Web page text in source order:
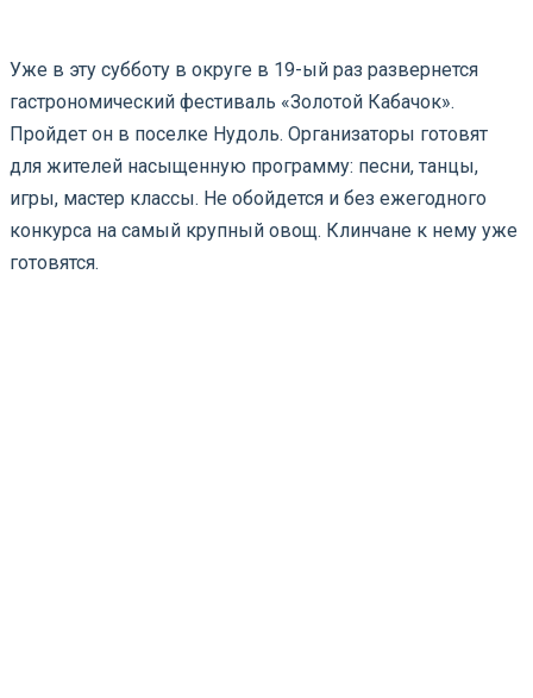
Уже в эту субботу в округе в 19-ый раз развернется
гастрономический фестиваль «Золотой Кабачок».
Пройдет он в поселке Нудоль. Организаторы готовят
для жителей насыщенную программу: песни, танцы,
игры, мастер классы. Не обойдется и без ежегодного
конкурса на самый крупный овощ. Клинчане к нему уже
готовятся.